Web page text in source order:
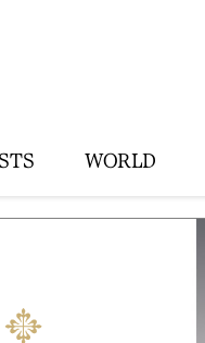
WORLD